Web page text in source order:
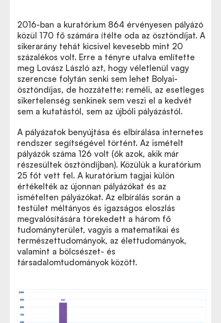
2016-ban a kuratórium 864 érvényesen pályázó
közül 170 fő számára ítélte oda az ösztöndíjat. A
sikerarány tehát kicsivel kevesebb mint 20
százalékos volt. Erre a tényre utalva említette
meg Lovász László azt, hogy véletlenül vagy
szerencse folytán senki sem lehet Bolyai-
ösztöndíjas, de hozzátette: reméli, az esetleges
sikertelenség senkinek sem veszi el a kedvét
sem a kutatástól, sem az újbóli pályázástól.
A pályázatok benyújtása és elbírálása internetes
rendszer segítségével történt. Az ismételt
pályázók száma 126 volt (ők azok, akik már
részesültek ösztöndíjban). Közülük a kuratórium
25 főt vett fel. A kuratórium tagjai külön
értékelték az újonnan pályázókat és az
ismételten pályázókat. Az elbírálás során a
testület méltányos és igazságos eloszlás
megvalósítására törekedett a három fő
tudományterület, vagyis a matematikai és
természettudományok, az élettudományok,
valamint a bölcsészet- és
társadalomtudományok között.